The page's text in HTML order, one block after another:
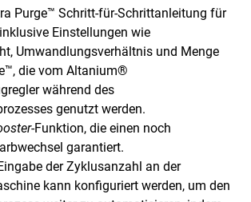
Purge™ Schritt-für-Schrittanleitung für
Einstellungen wie
Umwandlungsverhältnis und Menge
die vom Altanium®
während des
genutzt werden.
-Funktion, die einen noch
garantiert.
der Zyklusanzahl an der
kann konfiguriert werden, um den